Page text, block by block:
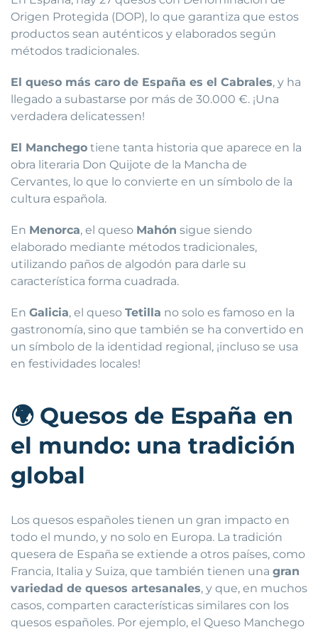
Origen Protegida (DOP), lo que garantiza que estos
productos sean auténticos y elaborados según
métodos tradicionales.
El queso más caro de España es el Cabrales, y ha
llegado a subastarse por más de 30.000 €. ¡Una
verdadera delicatessen!
El Manchego tiene tanta historia que aparece en la
obra literaria Don Quijote de la Mancha de
Cervantes, lo que lo convierte en un símbolo de la
cultura española.
En Menorca, el queso Mahón sigue siendo
elaborado mediante métodos tradicionales,
utilizando paños de algodón para darle su
característica forma cuadrada.
En Galicia, el queso Tetilla no solo es famoso en la
gastronomía, sino que también se ha convertido en
un símbolo de la identidad regional, ¡incluso se usa
en festividades locales!
🌍Quesos de España en
el mundo: una tradición
global
Los quesos españoles tienen un gran impacto en
todo el mundo, y no solo en Europa. La tradición
quesera de España se extiende a otros países, como
Francia, Italia y Suiza, que también tienen una gran
variedad de quesos artesanales, y que, en muchos
casos, comparten características similares con los
quesos españoles. Por ejemplo, el Queso Manchego